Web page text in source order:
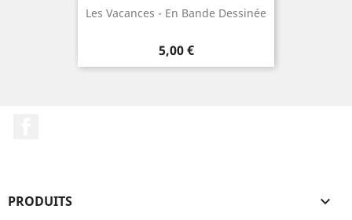
Les Vacances - En Bande Dessinée
Prix
5,00 €
PRODUITS 